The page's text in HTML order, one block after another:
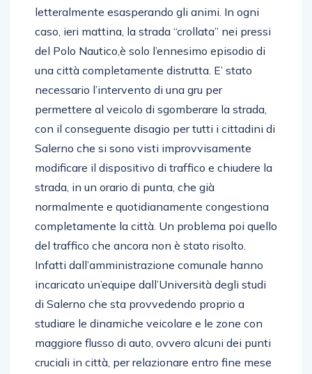
letteralmente esasperando gli animi. In ogni
caso, ieri mattina, la strada “crollata” nei pressi
del Polo Nautico,è solo l’ennesimo episodio di
una città completamente distrutta. E’ stato
necessario l’intervento di una gru per
permettere al veicolo di sgomberare la strada,
con il conseguente disagio per tutti i cittadini di
Salerno che si sono visti improvvisamente
modificare il dispositivo di traffico e chiudere la
strada, in un orario di punta, che già
normalmente e quotidianamente congestiona
completamente la città. Un problema poi quello
del traffico che ancora non è stato risolto.
Infatti dall’amministrazione comunale hanno
incaricato un’equipe dall’Università degli studi
di Salerno che sta provvedendo proprio a
studiare le dinamiche veicolare e le zone con
maggiore flusso di auto, ovvero alcuni dei punti
cruciali in città, per relazionare entro fine mese